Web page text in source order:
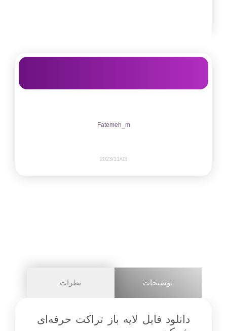
Fatemeh_m
2023/11/03
توضیحات نظرات
دانلود فایل لایه باز تراکت حرفه‌ای